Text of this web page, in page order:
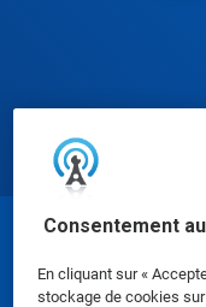
Consentement
En cliquant sur «
stockage de cookies